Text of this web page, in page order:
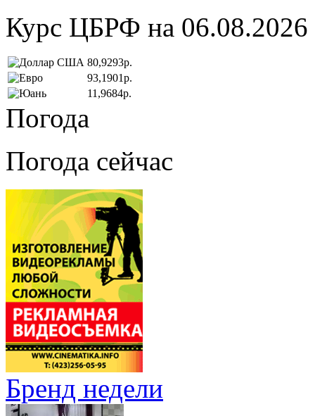
Курс ЦБРФ на 06.08.2026
80,9293р.
93,1901р.
11,9684р.
Погода
Погода сейчас
Бренд недели